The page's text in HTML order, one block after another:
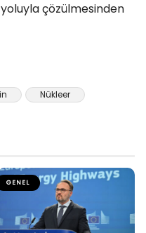
çözülmesinden
Nükleer
GENEL